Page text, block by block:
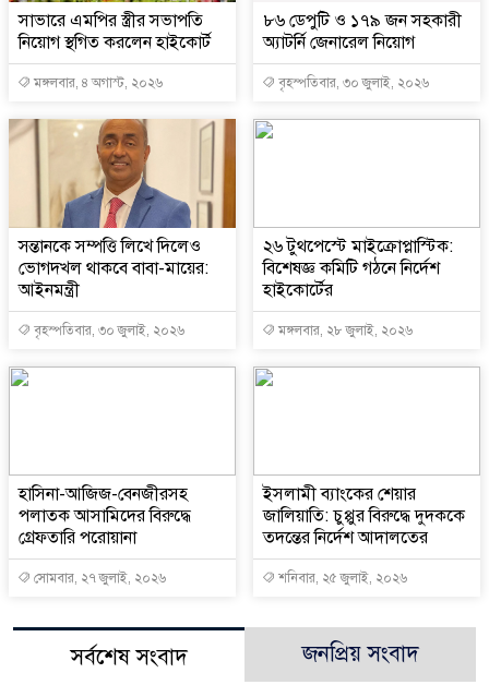
সাভারে এমপির স্ত্রীর সভাপতি
নিয়োগ স্থগিত করলেন হাইকোর্ট
মঙ্গলবার, ৪ অগাস্ট, ২০২৬
৮৬ ডেপুটি ও ১৭৯ জন সহকারী
অ্যাটর্নি জেনারেল নিয়োগ
বৃহস্পতিবার, ৩০ জুলাই, ২০২৬
সন্তানকে সম্পত্তি লিখে দিলেও
ভোগদখল থাকবে বাবা-মায়ের:
আইনমন্ত্রী
বৃহস্পতিবার, ৩০ জুলাই, ২০২৬
২৬ টুথপেস্টে মাইক্রোপ্লাস্টিক:
বিশেষজ্ঞ কমিটি গঠনে নির্দেশ
হাইকোর্টের
মঙ্গলবার, ২৮ জুলাই, ২০২৬
হাসিনা-আজিজ-বেনজীরসহ
পলাতক আসামিদের বিরুদ্ধে
গ্রেফতারি পরোয়ানা
সোমবার, ২৭ জুলাই, ২০২৬
ইসলামী ব্যাংকের শেয়ার
জালিয়াতি: চুপ্পুর বিরুদ্ধে দুদককে
তদন্তের নির্দেশ আদালতের
শনিবার, ২৫ জুলাই, ২০২৬
সর্বশেষ সংবাদ জনপ্রিয় সংবাদ